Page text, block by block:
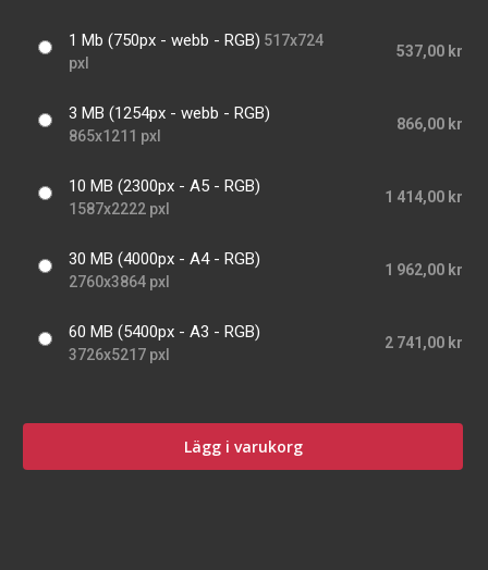
1 Mb (750px - webb - RGB) 517x724
pxl
537,00 kr
3 MB (1254px - webb - RGB)
865x1211 pxl
866,00 kr
10 MB (2300px - A5 - RGB)
1587x2222 pxl
1 414,00 kr
30 MB (4000px - A4 - RGB)
2760x3864 pxl
1 962,00 kr
60 MB (5400px - A3 - RGB)
3726x5217 pxl
2 741,00 kr
Lägg i varukorg